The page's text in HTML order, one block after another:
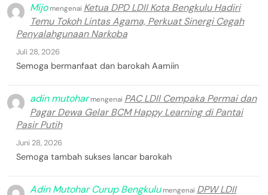
Mijomengenai Ketua DPD LDII Kota Bengkulu Hadiri
Temu Tokoh Lintas Agama, Perkuat Sinergi Cegah
Penyalahgunaan Narkoba
Juli 28, 2026
Semoga bermanfaat dan barokah Aamiin
adin mutoharmengenai PAC LDII Cempaka Permai dan
Pagar Dewa Gelar BCM Happy Learning di Pantai
Pasir Putih
Juni 28, 2026
Semoga tambah sukses lancar barokah
Adin Mutohar Curup Bengkulumengenai DPW LDII